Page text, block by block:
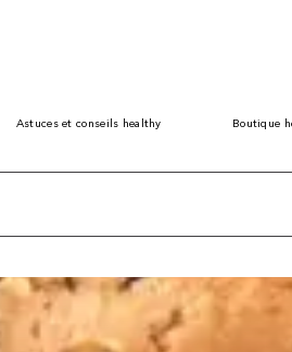
Astuces et conseils healthy Boutique